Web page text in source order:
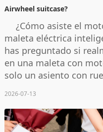
Airwheel suitcase?
¿Cómo asiste el
maleta eléctrica
has preguntado si
en una maleta con
solo un asiento con
2026-07-13